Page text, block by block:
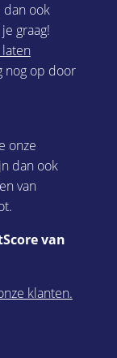
dan ook
graag!
nog op door
onze
dan ook
van
van
klanten.